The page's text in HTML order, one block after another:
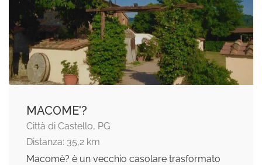
MACOME'?
Città di Castello, PG
Distanza: 35,2 km
Macomè? è un vecchio casolare trasformato